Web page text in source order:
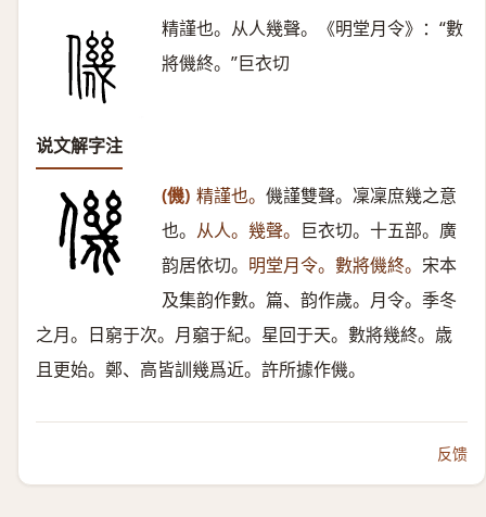
精謹也。从人幾聲。《明堂月令》：“數
將僟終。”巨衣切
说文解字注
(僟) 精謹也。 僟謹雙聲。凜凜庶幾之意
也。 从人。幾聲。 巨衣切。十五部。廣
韵居依切。 明堂月令。數將僟終。 宋本
及集韵作數。篇、韵作歲。月令。季冬
之月。日窮于次。月竆于紀。星回于天。數將幾終。歳
且更始。鄭、高皆訓幾爲近。許所據作僟。
反馈